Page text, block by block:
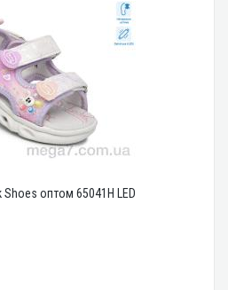
оптом 65041H LED